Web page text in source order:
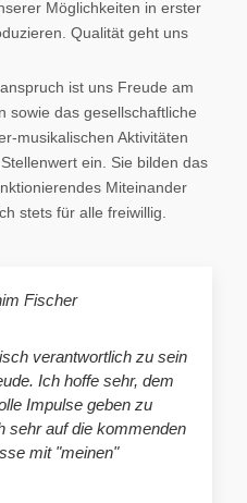
Möglichkeiten in erster
Qualität geht uns
ist uns Freude am
sowie das gesellschaftliche
musikalischen Aktivitäten
ein. Sie bilden das
Miteinander
stets für alle freiwillig.
verantwortlich zu sein
Ich hoffe sehr, dem
Impulse geben zu
sehr auf die kommenden
mit "meinen"